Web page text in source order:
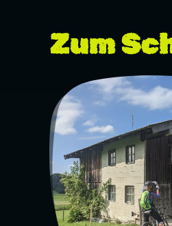
Zum